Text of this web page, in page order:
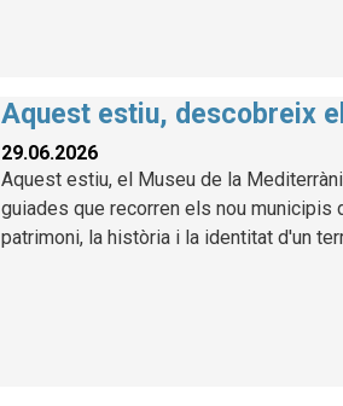
Aquest estiu, descobreix
29.06.2026
Aquest estiu, el Museu de la
guiades que recorren els nou municipis
patrimoni, la història i la identitat d'un